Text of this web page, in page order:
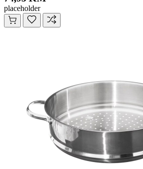
placeholder